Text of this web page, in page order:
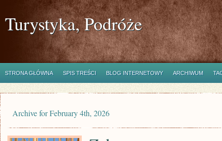
Turystyka, Podróże
STRONA GŁÓWNA SPIS TREŚCI BLOG INTERNETOWY ARCHIWUM
Archive for February 4th, 2026